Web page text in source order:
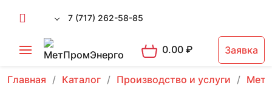
7 (717) 262-58-85
0.00₽ Заявка
Главная Каталог Производство и услуги